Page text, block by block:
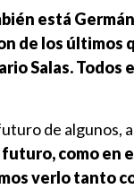
está
de los últimos
Salas. Todos
de algunos,
como en
verlo tanto